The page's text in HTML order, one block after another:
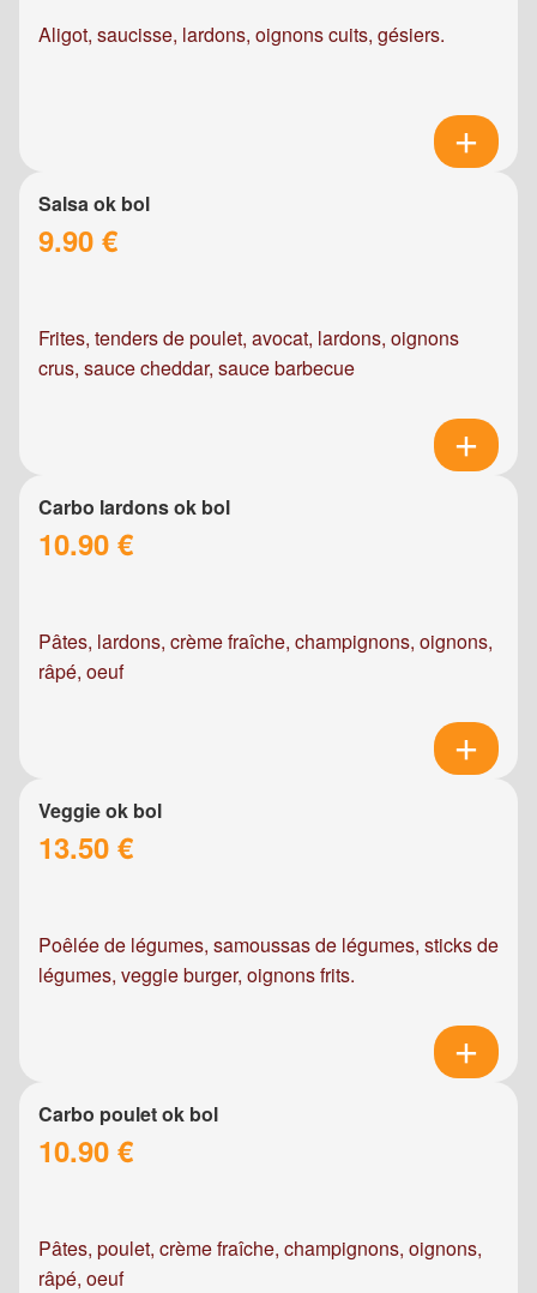
Aligot, saucisse, lardons, oignons cuits, gésiers.
Salsa ok bol
9.90 €
Frites, tenders de poulet, avocat, lardons, oignons
crus, sauce cheddar, sauce barbecue
Carbo lardons ok bol
10.90 €
Pâtes, lardons, crème fraîche, champignons, oignons,
râpé, oeuf
Veggie ok bol
13.50 €
Poêlée de légumes, samoussas de légumes, sticks de
légumes, veggie burger, oignons frits.
Carbo poulet ok bol
10.90 €
Pâtes, poulet, crème fraîche, champignons, oignons,
râpé, oeuf